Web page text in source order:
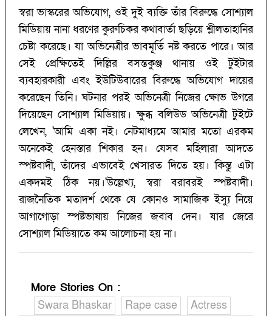
স্বরা ভাস্করের অভিযোগ, ওই দুই ব্যক্তি তাঁর বিরুদ্ধে সোশ্যাল
মিডিয়ায় নানা ধরণের কুরুচিকর কথাবার্তা ছড়িয়ে শ্লীলতাহানির
চেষ্টা করেছে। যা অভিনেত্রীর ভাবমূর্তি নষ্ট করতে পারে। আর
সেই প্রেক্ষিতেই দিল্লির বসন্তকুঞ্জ থানায় ওই টুইটার
ব্যবহারকারী এবং ইউটিউবারের বিরুদ্ধে অভিযোগ দায়ের
করেছেন তিনি। ঘটনার পরই অভিনেত্রী নিজের ক্ষোভ উগরে
দিয়েছেন সোশ্যাল মিডিয়ায়। ক্ষুব্ধ বলিউড অভিনেত্রী টুইটে
লেখেন, 'আমি একা নই। নেটমাধ্যমে আমার মতো এরকম
অনেকেই হেনস্তার শিকার হন। যেসব মহিলারা আদতে
স্পষ্টবাদী, তাঁদের এভাবেই খেসারত দিতে হয়। কিন্তু এটা
একদমই ঠিক নয়।'উল্লেখ্য, স্বরা বরাবরই স্পষ্টবাদী।
রাজনৈতিক মতাদর্শ থেকে যে কোনও সামাজিক ইস্যু নিয়ে
আগাগোড়া স্পষ্টভাষায় নিজের জবাব দেন। যার জেরে
সোশ্যাল মিডিয়াতে কম আলোচনা হয় না।
More Stories On :
Swara Bhaskar
Rape case Actress